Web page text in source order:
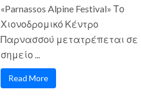
«Parnassos Alpine Festival» Το
Χιονοδρομικό Κέντρο
Παρνασσού μετατρέπεται σε
σημείο ...
Read More